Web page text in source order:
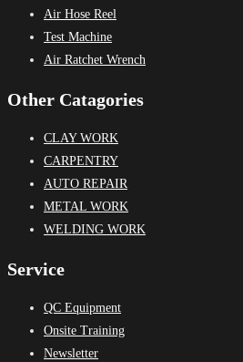
Air Hose Reel
Test Machine
Air Ratchet Wrench
Other Catagories
CLAY WORK
CARPENTRY
AUTO REPAIR
METAL WORK
WELDING WORK
Service
QC Equipment
Onsite Training
Newsletter